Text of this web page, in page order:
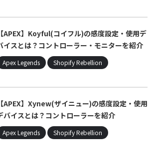
【APEX】Koyful(コイフル)の感度設定・使用デ
イスとは？コントローラー・モニターを紹介
Apex Legends Shopify Rebellion
【APEX】Xynew(ザイニュー)の感度設定・使用
バイスとは？コントローラーを紹介
Apex Legends Shopify Rebellion